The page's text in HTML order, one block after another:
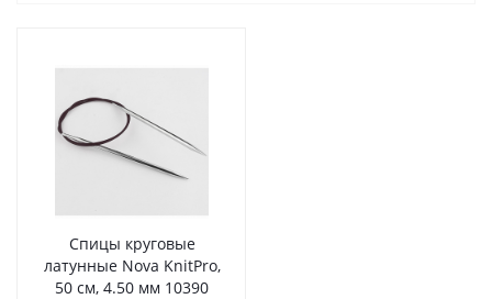
Спицы круговые
латунные Nova KnitPro,
50 см, 4.50 мм 10390